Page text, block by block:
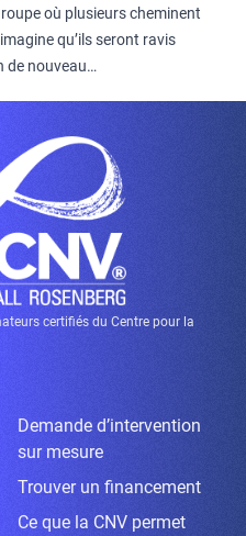
où plusieurs cheminent
qu’ils seront ravis
de nouveau…
certifiés du Centre pour la
Demande d’intervention
sur mesure
Trouver un financement
Ce que la CNV permet